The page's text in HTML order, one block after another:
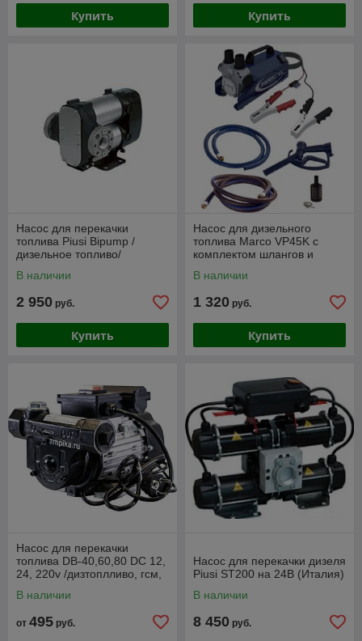
Купить Купить
Насос для перекачки
топлива Piusi Bipump /
дизельное топливо/
В наличии
2 950 руб.
Купить
Насос для дизельного
топлива Marco VP45K с
комплектом шлангов и
В наличии
1 320 руб.
Купить
Насос для перекачки
топлива DB-40,60,80 DC 12,
24, 220v /дизтоплливо, гсм,
масла/
В наличии
от 495 руб.
Насос для перекачки дизеля
Piusi ST200 на 24В (Италия)
В наличии
8 450 руб.